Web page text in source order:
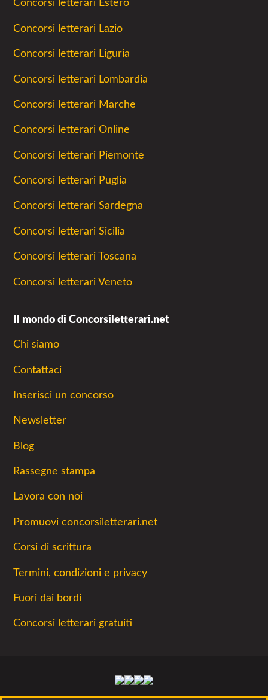
Concorsi letterari Estero
Concorsi letterari Lazio
Concorsi letterari Liguria
Concorsi letterari Lombardia
Concorsi letterari Marche
Concorsi letterari Online
Concorsi letterari Piemonte
Concorsi letterari Puglia
Concorsi letterari Sardegna
Concorsi letterari Sicilia
Concorsi letterari Toscana
Concorsi letterari Veneto
Il mondo di Concorsiletterari.net
Chi siamo
Contattaci
Inserisci un concorso
Newsletter
Blog
Rassegne stampa
Lavora con noi
Promuovi concorsiletterari.net
Corsi di scrittura
Termini, condizioni e privacy
Fuori dai bordi
Concorsi letterari gratuiti
Facebook
Twitter
Instagram
Youtube